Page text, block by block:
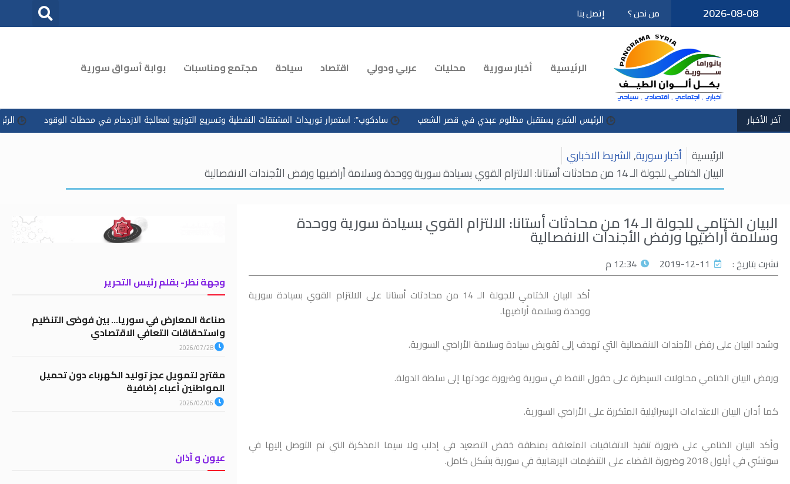
تخطى
2026-08-08 من نحن ؟ إتصل بنا
الرئيسية أخبار سورية محليات عربي ودولي اقتصاد سياحة مجتمع ومناسبات بوابة أسواق سورية
آخر الأخبار الرئيس الشرع يستقبل مظلوم عبدي في قصر الشعب سادكوب": استمرار توريدات المشتقات النفطية وتسريع التوزيع لمعالجة الازدحام في محطات الوقود الرئيس الشرع
الرئيسية أخبار سورية,الشريط الاخباري
البيان الختامي للجولة الـ 14 من محادثات أستانا: الالتزام القوي بسيادة سورية ووحدة وسلامة أراضيها ورفض الأجندات الانفصالية
البيان الختامي للجولة الـ 14 من محادثات أستانا: الالتزام القوي بسيادة سورية ووحدة
وسلامة أراضيها ورفض الأجندات الانفصالية
نشرت بتاريخ : 2019-12-11
12:34 م
أكد البيان الختامي للجولة الـ 14 من محادثات أستانا على الالتزام القوي بسيادة سورية
ووحدة وسلامة أراضيها.
وشدد البيان على رفض الأجندات الانفصالية التي تهدف إلى تقويض سيادة وسلامة الأراضي السورية.
ورفض البيان الختامي محاولات السيطرة على حقول النفط في سورية وضرورة عودتها إلى سلطة الدولة.
كما أدان البيان الاعتداءات الإسرائيلية المتكررة على الأراضي السورية.
وأكد البيان الختامي على ضرورة تنفيذ الاتفاقيات المتعلقة بمنطقة خفض التصعيد في إدلب ولا سيما المذكرة التي تم التوصل إليها في
سوتشي في أيلول 2018 وضرورة القضاء على التنظيمات الإرهابية في سورية بشكل كامل.
وجهة نظر- بقلم رئيس التحرير
صناعة المعارض في سوريا… بين فوضى التنظيم
واستحقاقات التعافي الاقتصادي
2026/07/28
مقترح لتمويل عجز توليد الكهرباء دون تحميل
المواطنين أعباء إضافية
2026/02/06
عيون و آذان